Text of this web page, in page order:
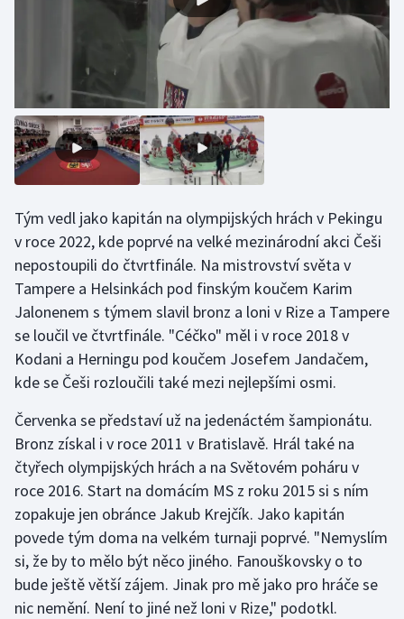
Plážový volejbal
Ragby
Rychlobruslení
Rychlostní kanoistika
Short track
Sportovní střelba
Stolní tenis
Triatlon
Veslování
Vodní slalom
Volejbal
Ostatní
Tým vedl jako kapitán na olympijských hrách v Pekingu
v roce 2022, kde poprvé na velké mezinárodní akci Češi
nepostoupili do čtvrtfinále. Na mistrovství světa v
Tampere a Helsinkách pod finským koučem Karim
Jalonenem s týmem slavil bronz a loni v Rize a Tampere
se loučil ve čtvrtfinále. "Céčko" měl i v roce 2018 v
Kodani a Herningu pod koučem Josefem Jandačem,
kde se Češi rozloučili také mezi nejlepšími osmi.
Červenka se představí už na jedenáctém šampionátu.
Bronz získal i v roce 2011 v Bratislavě. Hrál také na
čtyřech olympijských hrách a na Světovém poháru v
roce 2016. Start na domácím MS z roku 2015 si s ním
zopakuje jen obránce Jakub Krejčík. Jako kapitán
povede tým doma na velkém turnaji poprvé. "Nemyslím
si, že by to mělo být něco jiného. Fanouškovsky o to
bude ještě větší zájem. Jinak pro mě jako pro hráče se
nic nemění. Není to jiné než loni v Rize," podotkl.